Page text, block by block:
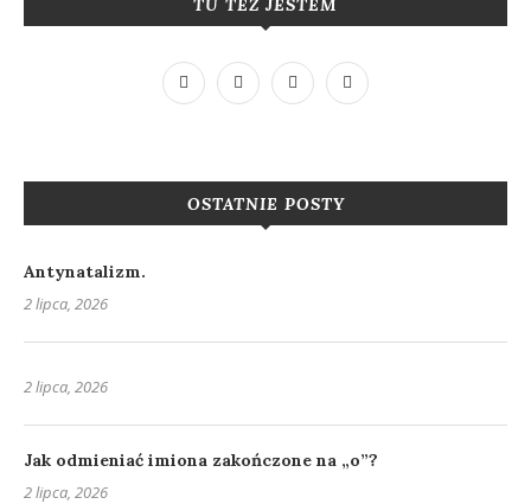
TU TEŻ JESTEM
OSTATNIE POSTY
Antynatalizm.
2 lipca, 2026
2 lipca, 2026
Jak odmieniać imiona zakończone na „o”?
2 lipca, 2026